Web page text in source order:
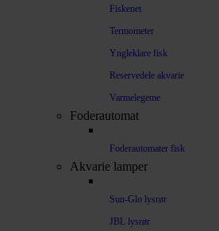
Fiskenet
Termometer
Yngleklare fisk
Reservedele akvarie
Varmelegeme
Foderautomat
Foderautomater fisk
Akvarie lamper
Sun-Glo lysrør
JBL lysrør